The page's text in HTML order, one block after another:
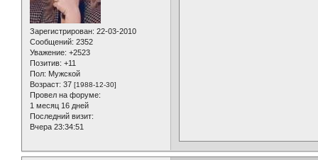
Зарегистрирован: 22-03-2010
Сообщений: 2352
Уважение: +2523
Позитив: +11
Пол: Мужской
Возраст: 37 [1988-12-30]
Провел на форуме:
1 месяц 16 дней
Последний визит:
Вчера 23:34:51